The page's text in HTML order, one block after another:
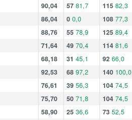
90,04 57 81,7 115 82,3
86,04 0 0,0 108 77,3
88,76 55 78,9 125 89,4
71,64 49 70,4 114 81,6
68,18 31 45,1 92 66,0
92,53 68 97,2 140 100,0
76,61 39 56,3 104 74,5
75,70 50 71,8 104 74,5
58,90 25 36,6 73 52,5